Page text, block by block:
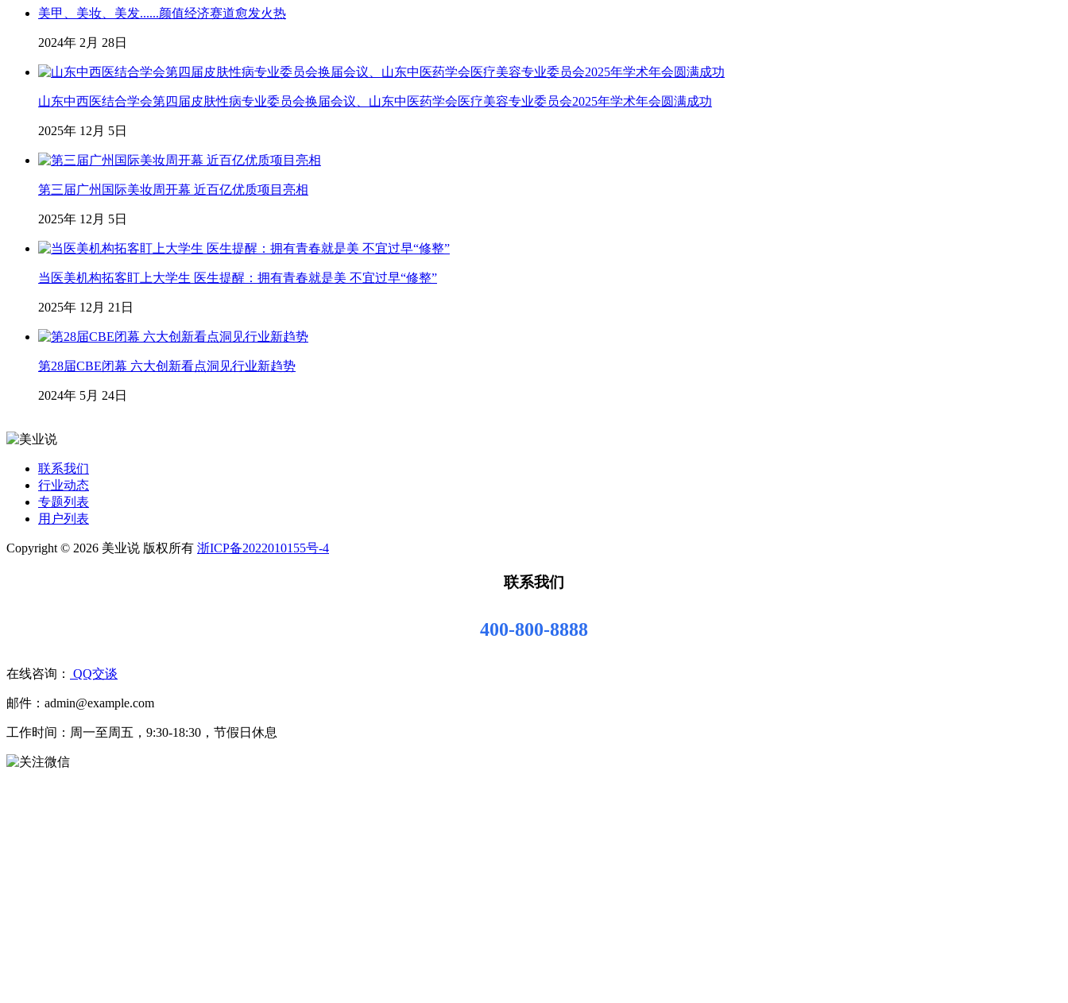
美甲、美妆、美发......颜值经济赛道愈发火热
2024年 2月 28日
山东中西医结合学会第四届皮肤性病专业委员会换届会议、山东中医药学会医疗美容专业委员会2025年学术年会圆满成功
2025年 12月 5日
第三届广州国际美妆周开幕 近百亿优质项目亮相
2025年 12月 5日
当医美机构拓客盯上大学生 医生提醒：拥有青春就是美 不宜过早“修整”
2025年 12月 21日
第28届CBE闭幕 六大创新看点洞见行业新趋势
2024年 5月 24日
联系我们
行业动态
专题列表
用户列表
Copyright © 2026 美业说 版权所有 浙ICP备2022010155号-4
联系我们
400-800-8888
在线咨询： QQ交谈
邮件：admin@example.com
工作时间：周一至周五，9:30-18:30，节假日休息